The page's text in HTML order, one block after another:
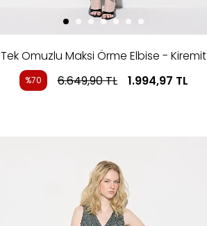
Tek Omuzlu Maksi Örme Elbise - Kiremit
%70 6.649,90TL 1.994,97 TL